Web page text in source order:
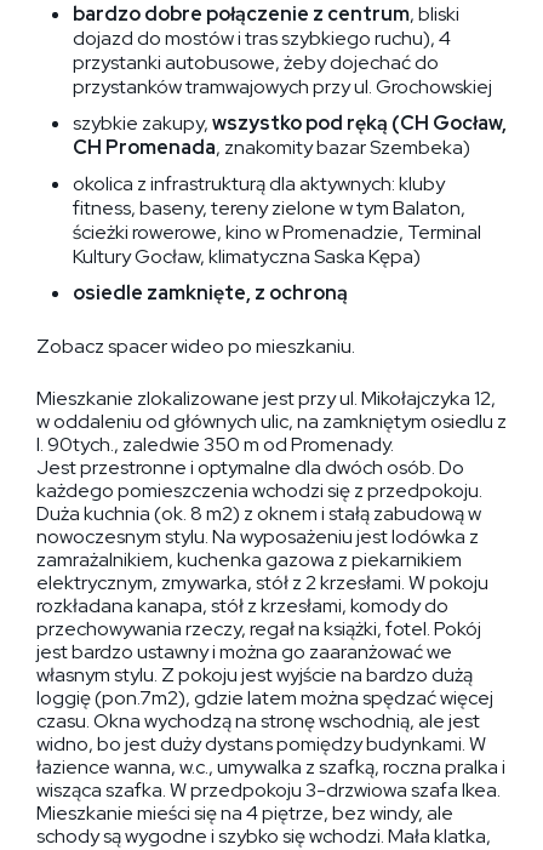
bardzo dobre połączenie z centrum, bliski
dojazd do mostów i tras szybkiego ruchu), 4
przystanki autobusowe, żeby dojechać do
przystanków tramwajowych przy ul. Grochowskiej
szybkie zakupy,wszystko pod ręką (CH Gocław,
CH Promenada, znakomity bazar Szembeka)
okolica z infrastrukturą dla aktywnych: kluby
fitness, baseny, tereny zielone w tym Balaton,
ścieżki rowerowe, kino w Promenadzie, Terminal
Kultury Gocław, klimatyczna Saska Kępa)
osiedle zamknięte, z ochroną
Zobacz spacer wideo po mieszkaniu.
Mieszkanie zlokalizowane jest przy ul. Mikołajczyka 12,
w oddaleniu od głównych ulic, na zamkniętym osiedlu z
l. 90tych., zaledwie 350 m od Promenady.
Jest przestronne i optymalne dla dwóch osób. Do
każdego pomieszczenia wchodzi się z przedpokoju.
Duża kuchnia (ok. 8 m2) z oknem i stałą zabudową w
nowoczesnym stylu. Na wyposażeniu jest lodówka z
zamrażalnikiem, kuchenka gazowa z piekarnikiem
elektrycznym, zmywarka, stół z 2 krzesłami. W pokoju
rozkładana kanapa, stół z krzesłami, komody do
przechowywania rzeczy, regał na książki, fotel. Pokój
jest bardzo ustawny i można go zaaranżować we
własnym stylu. Z pokoju jest wyjście na bardzo dużą
loggię (pon.7m2), gdzie latem można spędzać więcej
czasu. Okna wychodzą na stronę wschodnią, ale jest
widno, bo jest duży dystans pomiędzy budynkami. W
łazience wanna, w.c., umywalka z szafką, roczna pralka i
wisząca szafka. W przedpokoju 3-drzwiowa szafa Ikea.
Mieszkanie mieści się na 4 piętrze, bez windy, ale
schody są wygodne i szybko się wchodzi. Mała klatka,